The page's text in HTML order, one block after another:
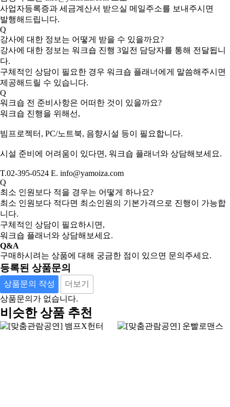
사업자등록증과 세금계산서 받으실 메일주소를 보내주시면
발행해드립니다.
Q
강사에 대한 정보는 어떻게 받을 수 있을까요?
강사에 대한 정보는 워크숍 진행 3일전 담당자를 통해 전달됩니
다.
구체적인 상담이 필요한 경우 워크숍 플래너에게 말씀해주시면
제공해드릴 수 있습니다.
Q
워크숍 전 준비사항은 어떠한 것이 있을까요?
워크숍 진행을 위해선,
빔프로젝터, PC/노트북, 음향시설 등이 필요합니다.
시설 준비에 어려움이 있다면, 워크숍 플래너와 상담해보세요.
T.02-395-0524 E. info@yamoiza.com
Q
최소 인원보다 적을 경우는 어떻게 하나요?
최소 인원보다 적다면 최소인원의 기본가격으로 진행이 가능합
니다.
구체적인 상담이 필요하시면,
워크숍 플래너와 상담해보세요.
Q&A
구매하시려는 상품에 대해 궁금한 점이 있으면 문의주세요.
등록된 상품문의
상품문의 작성
더보기
상품문의가 없습니다.
비슷한 상품 추천